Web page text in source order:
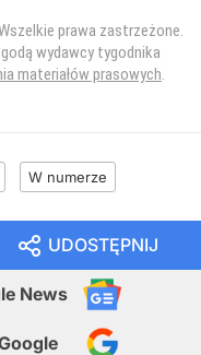
prawa zastrzeżone.
wydawcy tygodnika
materiałów prasowych.
W numerze
UDOSTĘPNIJ
News